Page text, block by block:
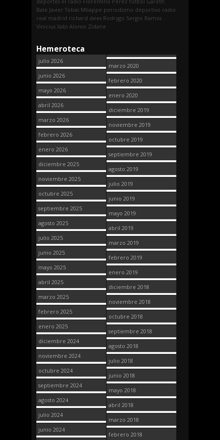
Bale Javier Tebas Mbappe periodismo deportivo radio
real madrid richard dees Rodrygo Sergio Ramos
Vinicius Xabi Alonso Zidane
Hemeroteca
julio 2026
junio 2026
mayo 2026
abril 2026
marzo 2026
febrero 2026
enero 2026
diciembre 2025
noviembre 2025
octubre 2025
septiembre 2025
agosto 2025
julio 2025
junio 2025
mayo 2025
abril 2025
marzo 2025
febrero 2025
enero 2025
diciembre 2024
noviembre 2024
octubre 2024
septiembre 2024
agosto 2024
julio 2024
junio 2024
marzo 2020
febrero 2020
enero 2020
diciembre 2019
noviembre 2019
octubre 2019
septiembre 2019
agosto 2019
julio 2019
junio 2019
mayo 2019
abril 2019
marzo 2019
febrero 2019
enero 2019
diciembre 2018
noviembre 2018
octubre 2018
septiembre 2018
agosto 2018
julio 2018
junio 2018
mayo 2018
abril 2018
marzo 2018
febrero 2018